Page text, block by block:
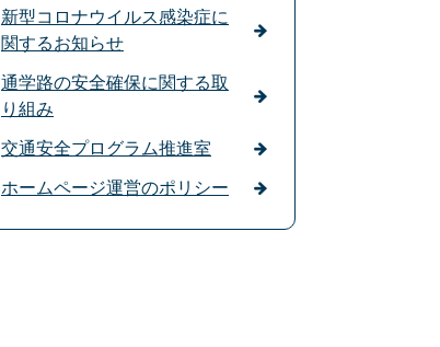
新型コロナウイルス感染症に
関するお知らせ
通学路の安全確保に関する取
り組み
交通安全プログラム推進室
ホームページ運営のポリシー